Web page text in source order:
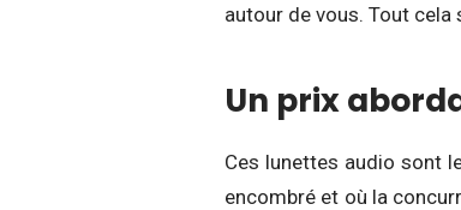
autour de vous. Tout cela
Un prix
Ces lunettes audio sont
encombré et où la